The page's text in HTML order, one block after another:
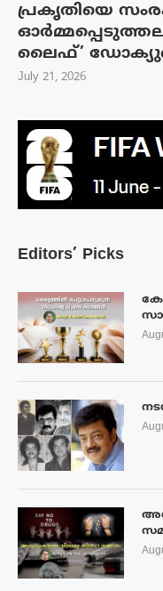
Editors’ Picks
പ്രകൃതിയെ
ലൈഫ്’
July 21, 2026